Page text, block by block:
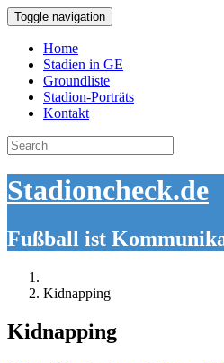
Toggle navigation
Home
Stadien in GE
Groundliste
Stadion-Porträts
Kontakt
Search
for:
Stadioncheck.de
Fußball ist
Kidnapping
Kidnapping